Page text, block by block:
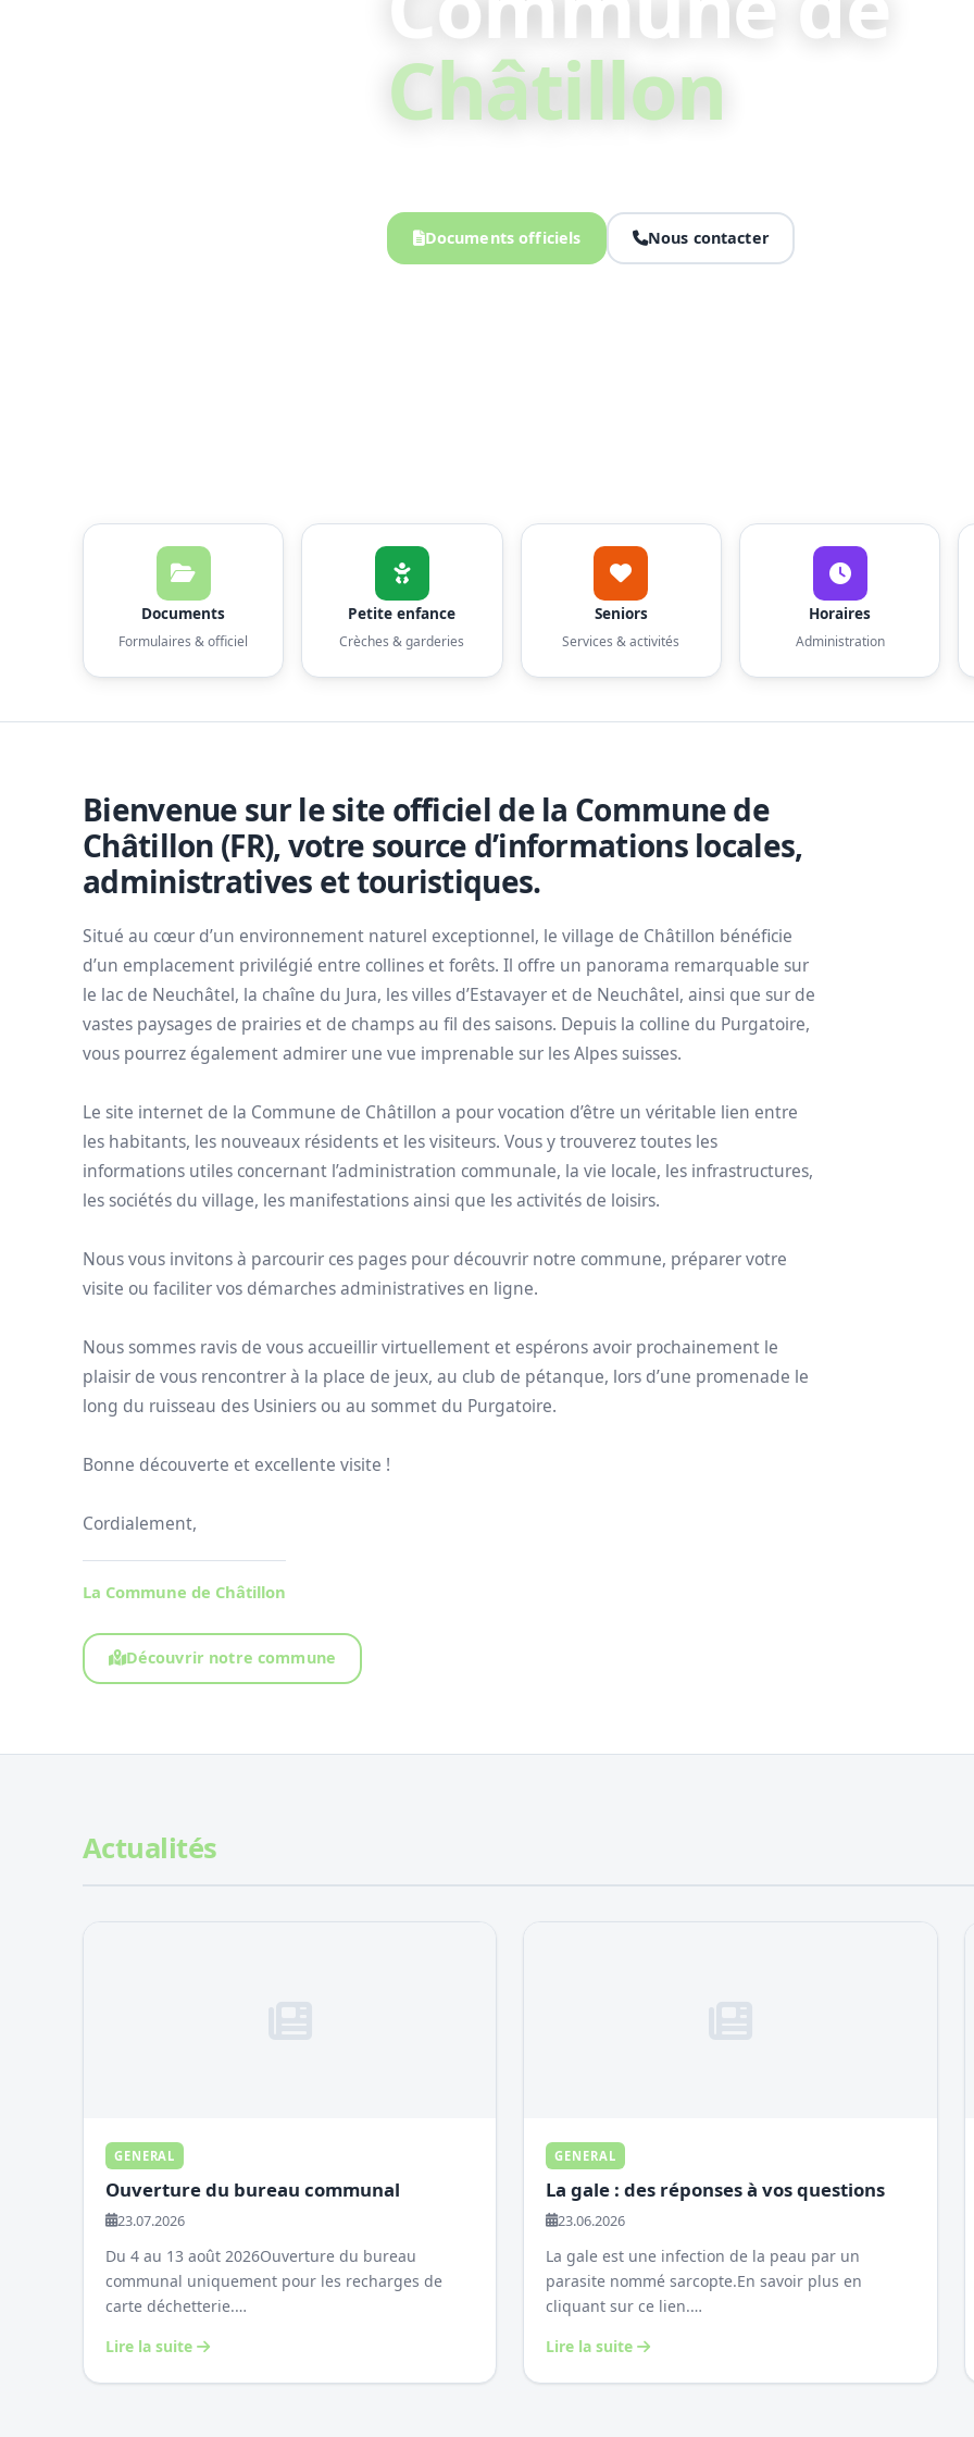
Châtillon
Documents officiels Nous contacter
Documents
Formulaires & officiel
Petite enfance
Crèches & garderies
Seniors
Services & activités
Horaires
Administration
Bienvenue sur le site officiel de la Commune de
Châtillon (FR), votre source d’informations locales,
administratives et touristiques.
Situé au cœur d’un environnement naturel exceptionnel, le village de Châtillon bénéficie
d’un emplacement privilégié entre collines et forêts. Il offre un panorama remarquable sur
le lac de Neuchâtel, la chaîne du Jura, les villes d’Estavayer et de Neuchâtel, ainsi que sur de
vastes paysages de prairies et de champs au fil des saisons. Depuis la colline du Purgatoire,
vous pourrez également admirer une vue imprenable sur les Alpes suisses.
Le site internet de la Commune de Châtillon a pour vocation d’être un véritable lien entre
les habitants, les nouveaux résidents et les visiteurs. Vous y trouverez toutes les
informations utiles concernant l’administration communale, la vie locale, les infrastructures,
les sociétés du village, les manifestations ainsi que les activités de loisirs.
Nous vous invitons à parcourir ces pages pour découvrir notre commune, préparer votre
visite ou faciliter vos démarches administratives en ligne.
Nous sommes ravis de vous accueillir virtuellement et espérons avoir prochainement le
plaisir de vous rencontrer à la place de jeux, au club de pétanque, lors d’une promenade le
long du ruisseau des Usiniers ou au sommet du Purgatoire.
Bonne découverte et excellente visite !
Cordialement,
La Commune de Châtillon
Découvrir notre commune
Actualités
GENERAL
Ouverture du bureau communal
23.07.2026
Du 4 au 13 août 2026Ouverture du bureau
communal uniquement pour les recharges de
carte déchetterie.…
Lire la suite
GENERAL
La gale : des réponses à vos questions
23.06.2026
La gale est une infection de la peau par un
parasite nommé sarcopte.En savoir plus en
cliquant sur ce lien.…
Lire la suite